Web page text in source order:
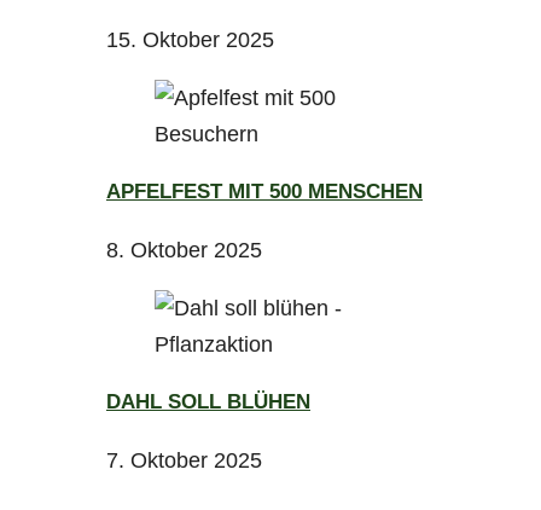
15. Oktober 2025
APFELFEST MIT 500 MENSCHEN
8. Oktober 2025
DAHL SOLL BLÜHEN
7. Oktober 2025